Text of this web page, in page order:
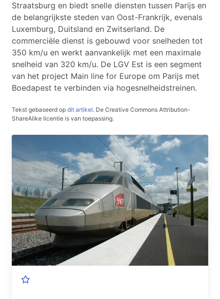
Straatsburg en biedt snelle diensten tussen Parijs en
de belangrijkste steden van Oost-Frankrijk, evenals
Luxemburg, Duitsland en Zwitserland. De
commerciële dienst is gebouwd voor snelheden tot
350 km/u en werkt aanvankelijk met een maximale
snelheid van 320 km/u. De LGV Est is een segment
van het project Main line for Europe om Parijs met
Boedapest te verbinden via hogesnelheidstreinen.
Tekst gebaseerd op dit artikel. De Creative Commons Attribution-
ShareAlike licentie is van toepassing.